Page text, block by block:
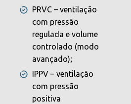
PRVC – ventilação
com pressão
regulada e volume
controlado (modo
avançado);
IPPV – ventilação
com pressão
positiva